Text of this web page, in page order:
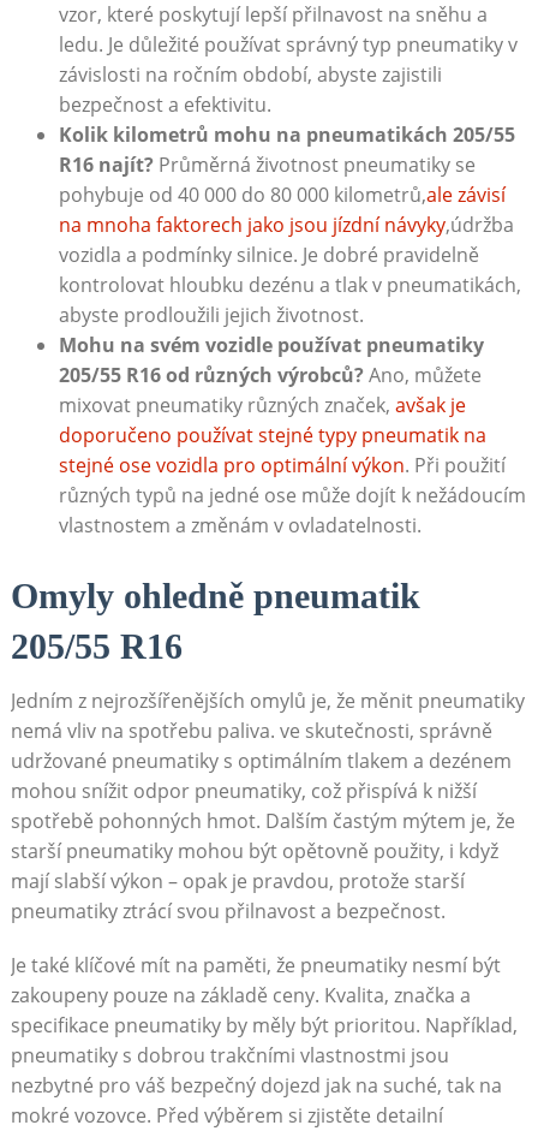
vzor,⁣ které poskytují lepší⁤ přilnavost na sněhu a
ledu. Je důležité⁢ používat správný typ pneumatiky v
⁤závislosti na ročním období, abyste⁣ zajistili
bezpečnost a efektivitu.
Kolik kilometrů mohu‍ na pneumatikách 205/55
R16 najít? Průměrná životnost pneumatiky se
pohybuje od 40 000 do 80 000 kilometrů,ale závisí
na mnoha faktorech jako jsou jízdní⁤ návyky,údržba
vozidla a podmínky silnice. Je dobré pravidelně
kontrolovat hloubku dezénu a tlak v pneumatikách,
abyste prodloužili jejich životnost.
Mohu na svém vozidle používat⁤ pneumatiky
205/55⁢ R16 od různých výrobců? Ano, můžete
mixovat pneumatiky různých značek, avšak je
doporučeno ‌používat stejné typy pneumatik na
stejné ose vozidla pro optimální výkon. Při⁣ použití
různých typů na jedné ose může dojít k nežádoucím
vlastnostem a změnám v ovladatelnosti.
Omyly ohledně pneumatik
⁤205/55​ R16
Jedním z⁢ nejrozšířenějších omylů je, že měnit pneumatiky
nemá vliv na spotřebu paliva. ve skutečnosti, správně
udržované pneumatiky s optimálním tlakem a dezénem
mohou snížit odpor pneumatiky, což přispívá k​ nižší
spotřebě ‌pohonných hmot. Dalším‌ častým mýtem je, že
starší‌ pneumatiky mohou být opětovně použity, i když
mají slabší výkon – opak je ​pravdou, protože‌ starší
pneumatiky ztrácí svou přilnavost⁢ a ‍bezpečnost.
Je také klíčové ⁣mít⁣ na paměti, že pneumatiky nesmí⁤ být
zakoupeny pouze na základě ceny. Kvalita, značka ⁢a
specifikace pneumatiky by měly být prioritou. Například,
pneumatiky s dobrou trakčními‍ vlastnostmi jsou
nezbytné pro váš ​bezpečný ​dojezd ‍jak na suché, tak na
mokré vozovce. Před výběrem‍ si zjistěte detailní